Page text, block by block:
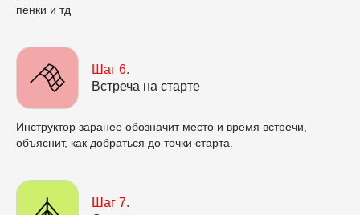
пенки и тд
Шаг 6.
Встреча на старте
Инструктор заранее обозначит место и время встречи,
объяснит, как добраться до точки старта.
Шаг 7.